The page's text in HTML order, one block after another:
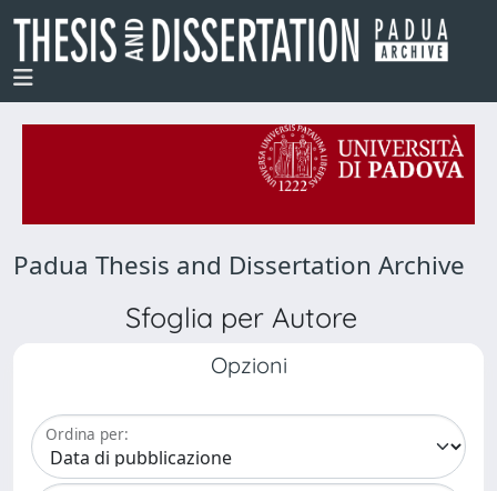
Padua Thesis and Dissertation Archive
Sfoglia per Autore
Opzioni
Ordina per: